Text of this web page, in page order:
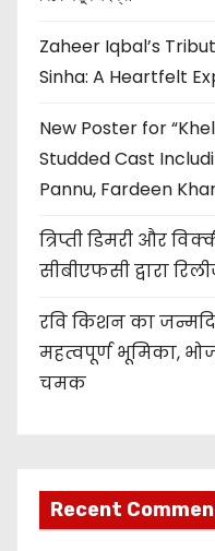
Zaheer Iqbal’s
Sinha: A Heartfelt
New Poster for
Studded Cast
Pannu, Fardeen
त्रिप्ती डिमरी और
सीबीएफसी द्वारा
रवि किशन का
महत्वपूर्ण भूमिका,
चमक
Recent